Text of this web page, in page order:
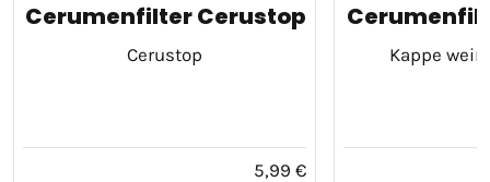
Cerumenfilter Cerustop
Cerustop
5,99 €
Kappe